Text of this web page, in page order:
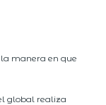
manera en que
global realiza